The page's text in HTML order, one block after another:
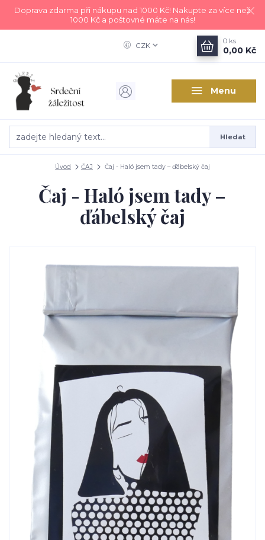
Doprava zdarma při nákupu nad 1000 Kč! Nakupte za více než
1000 Kč a poštovné máte na nás!
Menu
CZK
Hledat
0 ks
0,00 Kč
Úvod ČAJ Čaj - Haló jsem tady – ďábelský čaj
Čaj - Haló jsem tady –
ďábelský čaj